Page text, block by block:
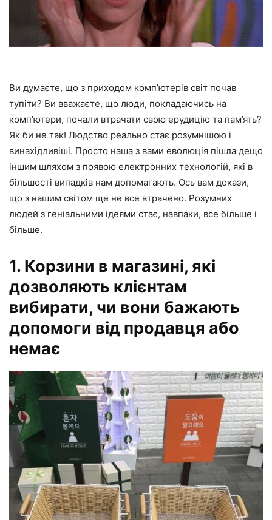
Ви думаєте, що з приходом комп’ютерів світ почав
тупіти? Ви вважаєте, що люди, покладаючись на
комп’ютери, почали втрачати свою ерудицію та пам’ять?
Як би не так! Людство реально стає розумнішою і
винахідливіші. Просто наша з вами еволюція пішла дещо
іншим шляхом з появою електронних технологій, які в
більшості випадків нам допомагають. Ось вам докази,
що з нашим світом ще не все втрачено. Розумних
людей з геніальними ідеями стає, навпаки, все більше і
більше.
1. Корзини в магазині, які
дозволяють клієнтам
вибирати, чи вони бажають
допомоги від продавця або
немає